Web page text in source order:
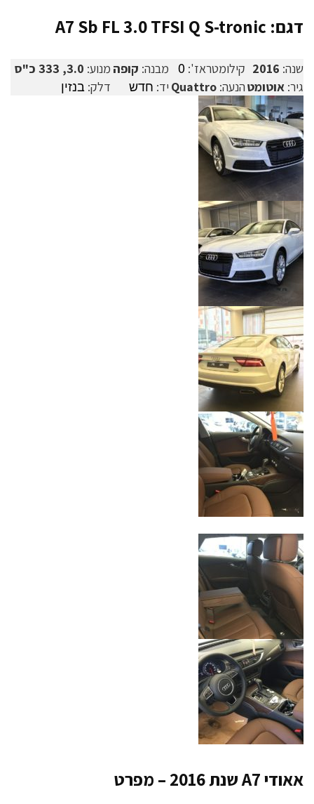
דגם: A7 Sb FL 3.0 TFSI Q S-tronic
שנה: 2016 קילומטראז': 0 מבנה: קופה מנוע: 3.0, 333 כ"ס
גיר: אוטומטהנעה: Quattro יד: חדש דלק: בנזין
אאודי A7 שנת 2016 – מפרט